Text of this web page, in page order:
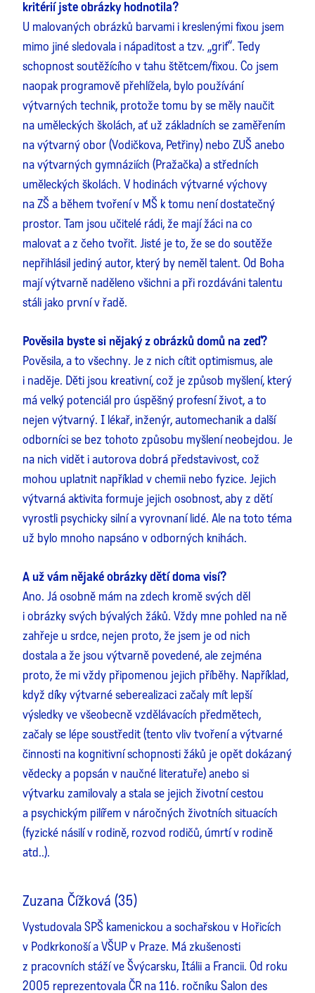
kritérií jste obrázky hodnotila?
U malovaných obrázků barvami i kreslenými fixou jsem
mimo jiné sledovala i nápaditost a tzv. „grif“. Tedy
schopnost soutěžícího v tahu štětcem/fixou. Co jsem
naopak programově přehlížela, bylo používání
výtvarných technik, protože tomu by se měly naučit
na uměleckých školách, ať už základních se zaměřením
na výtvarný obor (Vodičkova, Petřiny) nebo ZUŠ anebo
na výtvarných gymnáziích (Pražačka) a středních
uměleckých školách. V hodinách výtvarné výchovy
na ZŠ a během tvoření v MŠ k tomu není dostatečný
prostor. Tam jsou učitelé rádi, že mají žáci na co
malovat a z čeho tvořit. Jisté je to, že se do soutěže
nepřihlásil jediný autor, který by neměl talent. Od Boha
mají výtvarně naděleno všichni a při rozdáváni talentu
stáli jako první v řadě.
Pověsila byste si nějaký z obrázků domů na zeď?
Pověsila, a to všechny. Je z nich cítit optimismus, ale
i naděje. Děti jsou kreativní, což je způsob myšlení, který
má velký potenciál pro úspěšný profesní život, a to
nejen výtvarný. I lékař, inženýr, automechanik a další
odborníci se bez tohoto způsobu myšlení neobejdou. Je
na nich vidět i autorova dobrá představivost, což
mohou uplatnit například v chemii nebo fyzice. Jejich
výtvarná aktivita formuje jejich osobnost, aby z dětí
vyrostli psychicky silní a vyrovnaní lidé. Ale na toto téma
už bylo mnoho napsáno v odborných knihách.
A už vám nějaké obrázky dětí doma visí?
Ano. Já osobně mám na zdech kromě svých děl
i obrázky svých bývalých žáků. Vždy mne pohled na ně
zahřeje u srdce, nejen proto, že jsem je od nich
dostala a že jsou výtvarně povedené, ale zejména
proto, že mi vždy připomenou jejich příběhy. Například,
když díky výtvarné seberealizaci začaly mít lepší
výsledky ve všeobecně vzdělávacích předmětech,
začaly se lépe soustředit (tento vliv tvoření a výtvarné
činnosti na kognitivní schopnosti žáků je opět dokázaný
vědecky a popsán v naučné literatuře) anebo si
výtvarku zamilovaly a stala se jejich životní cestou
a psychickým pilířem v náročných životních situacích
(fyzické násilí v rodině, rozvod rodičů, úmrtí v rodině
atd..).
Zuzana Čížková (35)
Vystudovala SPŠ kamenickou a sochařskou v Hořicích
v Podkrkonoší a VŠUP v Praze. Má zkušenosti
z pracovních stáží ve Švýcarsku, Itálii a Francii. Od roku
2005 reprezentovala ČR na 116. ročníku Salon des